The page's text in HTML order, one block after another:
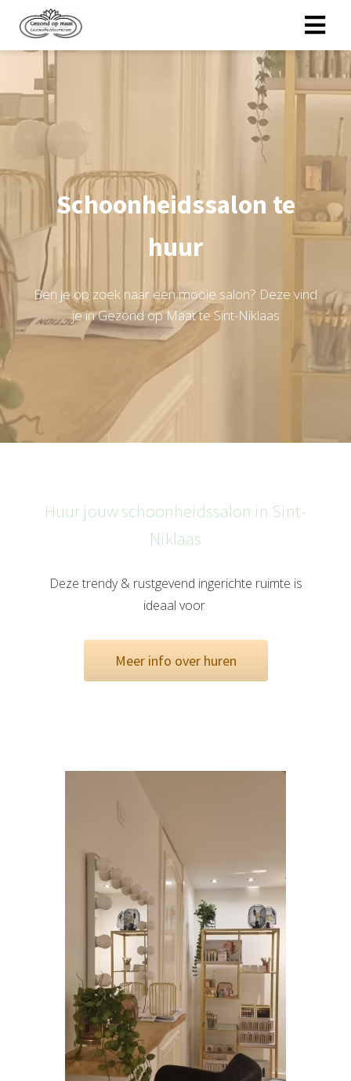
Schoonheidssalon te
huur
Ben je op zoek naar een mooie salon? Deze vind
je in Gezond op Maat te Sint-Niklaas
Huur jouw schoonheidssalon in Sint-
Niklaas
Deze trendy & rustgevend ingerichte ruimte is
ideaal voor
Meer info over huren